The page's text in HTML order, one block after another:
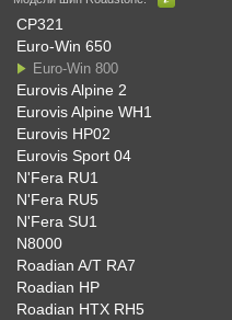
CP321
Euro-Win 650
Euro-Win 800
Eurovis Alpine 2
Eurovis Alpine WH1
Eurovis HP02
Eurovis Sport 04
N'Fera RU1
N'Fera RU5
N'Fera SU1
N8000
Roadian A/T RA7
Roadian HP
Roadian HTX RH5